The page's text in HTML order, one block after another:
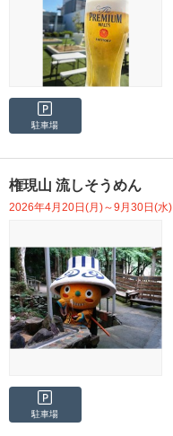
駐車場
権現山 流しそうめん
2026年4月20日(月)～9月30日(水)
駐車場